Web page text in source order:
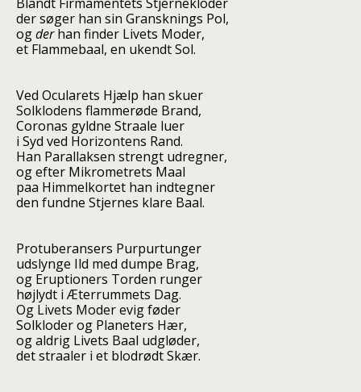
der søger han sin Gransknings Pol,
ogderhan finder Livets Moder,
et Flammebaal, en ukendt Sol.
Ved Ocularets Hjælp han skuer
Solklodens flammerøde Brand,
Coronas gyldne Straale luer
i Syd ved Horizontens Rand.
Han Parallaksen strengt udregner,
og efter Mikrometrets Maal
paa Himmelkortet han indtegner
den fundne Stjernes klare Baal.
Protuberansers Purpurtunger
udslynge Ild med dumpe Brag,
og Eruptioners Torden runger
højlydt i Æterrummets Dag.
Og Livets Moder evig føder
Solkloder og Planeters Hær,
og aldrig Livets Baal udgløder,
det straaler i et blodrødt Skær.